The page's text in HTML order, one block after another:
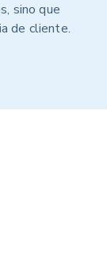
sino que
de cliente.